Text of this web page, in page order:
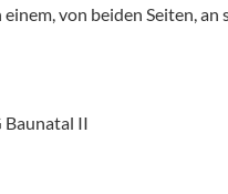
von beiden Seiten, an
Baunatal II